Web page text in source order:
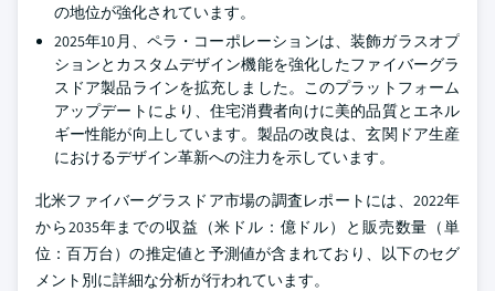
の地位が強化されています。
2025年10月、ペラ・コーポレーションは、装飾ガラスオプ
ションとカスタムデザイン機能を強化したファイバーグラ
スドア製品ラインを拡充しました。このプラットフォーム
アップデートにより、住宅消費者向けに美的品質とエネル
ギー性能が向上しています。製品の改良は、玄関ドア生産
におけるデザイン革新への注力を示しています。
北米ファイバーグラスドア市場の調査レポートには、2022年
から2035年までの収益（米ドル：億ドル）と販売数量（単
位：百万台）の推定値と予測値が含まれており、以下のセグ
メント別に詳細な分析が行われています。